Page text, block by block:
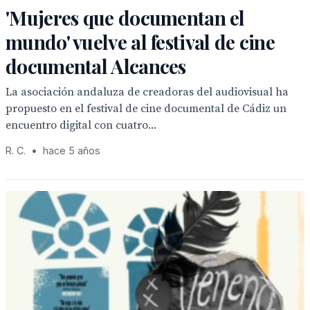
'Mujeres que documentan el
mundo' vuelve al festival de cine
documental Alcances
La asociación andaluza de creadoras del audiovisual ha
propuesto en el festival de cine documental de Cádiz un
encuentro digital con cuatro...
R. C. • hace 5 años